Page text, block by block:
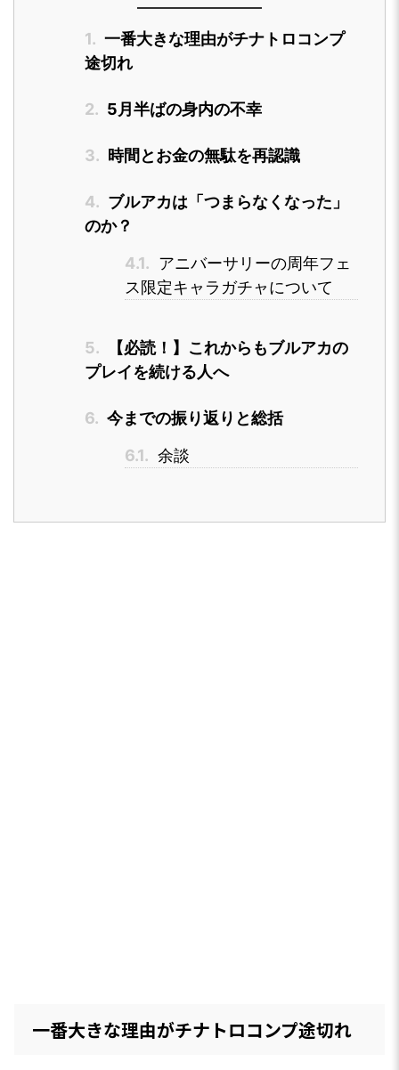
1. 一番大きな理由がチナトロコンプ
途切れ
2. 5月半ばの身内の不幸
3. 時間とお金の無駄を再認識
4. ブルアカは「つまらなくなった」
のか？
4.1. アニバーサリーの周年フェ
ス限定キャラガチャについて
5.
【必読！】これからもブルアカの
プレイを続ける人へ
6. 今までの振り返りと総括
6.1. 余談
一番大きな理由がチナトロコンプ途切れ